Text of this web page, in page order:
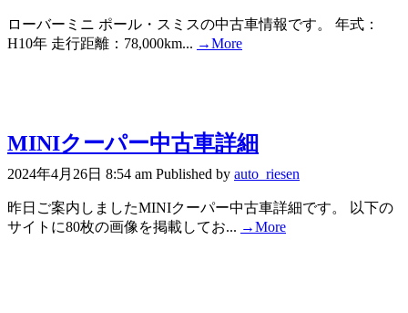
ローバーミニ ポール・スミスの中古車情報です。 年式：
H10年 走行距離：78,000km... →More
MINIクーパー中古車詳細
2024年4月26日 8:54 am Published by auto_riesen
昨日ご案内しましたMINIクーパー中古車詳細です。 以下の
サイトに80枚の画像を掲載してお... →More